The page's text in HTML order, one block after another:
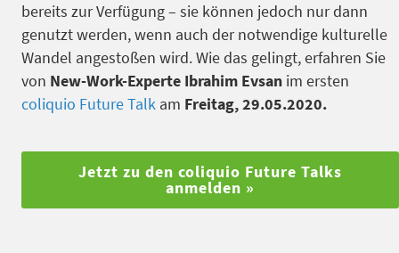
bereits zur Verfügung – sie können jedoch nur dann
genutzt werden, wenn auch der notwendige kulturelle
Wandel angestoßen wird. Wie das gelingt, erfahren Sie
von New-Work-Experte Ibrahim Evsan im ersten
coliquio Future Talk am Freitag, 29.05.2020.
Jetzt zu den coliquio Future Talks
anmelden »